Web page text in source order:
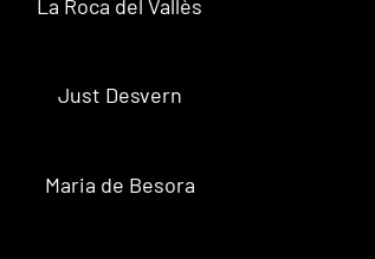
La Roca del Vallès
Just Desvern
Maria de Besora